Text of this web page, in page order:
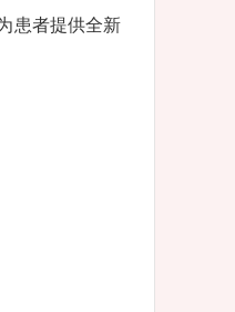
患者提供全新